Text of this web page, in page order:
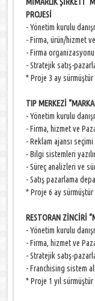
PROJESİ
- Yönetim kurulu
- Firma, ürün/hizmet
- Firma organizasyonu
- Stratejik satış-
* Proje 3 ay sürmüştür
TIP MERKEZİ
- Yönetim kurulu
- Firma, hizmet ve
- Reklam ajansı seçimi
- Bilgi sistemleri
- Süreç analizleri ve
- Satış pazarlama
* Proje 6 ay sürmüştür
RESTORAN ZİNCİRİ
- Yönetim kurulu
- Firma, hizmet ve
- Stratejik satış-
- Franchising sistem
* Proje 1 yıl sürmüştür